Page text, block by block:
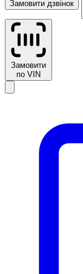
Замовити дзвінок
Замовити
по VIN